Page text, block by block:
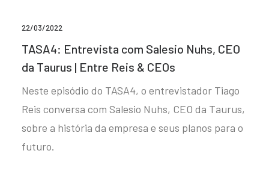
22/03/2022
TASA4: Entrevista com Salesio Nuhs, CEO
da Taurus | Entre Reis & CEOs
Neste episódio do TASA4, o entrevistador Tiago
Reis conversa com Salesio Nuhs, CEO da Taurus,
sobre a história da empresa e seus planos para o
futuro.